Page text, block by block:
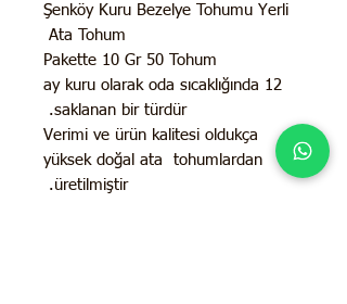
Şenköy Kuru Bezelye Tohumu Yerli
Ata Tohum
Pakette 10 Gr 50 Tohum
12 ay kuru olarak oda sıcaklığında
saklanan bir türdür.
Verimi ve ürün kalitesi oldukça
yüksek doğal ata tohumlardan
üretilmiştir.